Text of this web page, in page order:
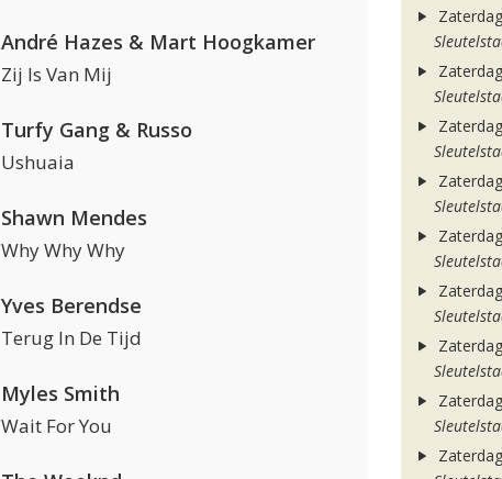
André Hazes & Mart Hoogkamer
Zij Is Van Mij
Turfy Gang & Russo
Ushuaia
Shawn Mendes
Why Why Why
Yves Berendse
Terug In De Tijd
Myles Smith
Wait For You